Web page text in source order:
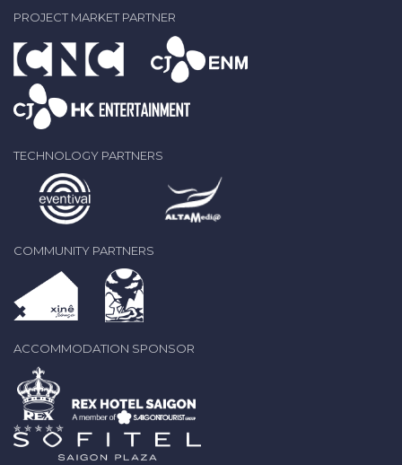
PROJECT MARKET PARTNER
TECHNOLOGY PARTNERS
COMMUNITY PARTNERS
ACCOMMODATION SPONSOR